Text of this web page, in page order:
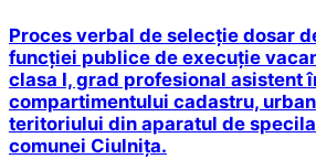
Proces verbal de selecție dosar
funcției publice de execuție
clasa I, grad profesional asistent
compartimentului cadastru,
teritoriului din aparatul de
comunei Ciulnița.